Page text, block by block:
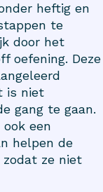
heftig en
te
door het
oefening. Deze
is niet
gang te gaan.
een
helpen de
zodat ze niet